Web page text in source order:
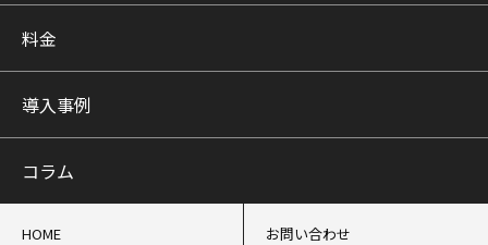
料金
導入事例
コラム
HOME お問い合わせ